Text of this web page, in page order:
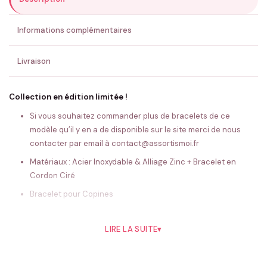
ENVOYER MA DEMANDE ✨
💚 Retour sous 24-48h🇫🇷 Flocage en France✅ Validation avant fabrication
Informations complémentaires
Livraison
Collection en édition limitée !
Si vous souhaitez commander plus de bracelets de ce
modèle qu’il y en a de disponible sur le site merci de nous
contacter par email à contact@assortismoi.fr
Matériaux : Acier Inoxydable & Alliage Zinc + Bracelet en
Cordon Ciré
Bracelet pour Copines
Choisissez votre couleur de bracelet
LIRE LA SUITE▾